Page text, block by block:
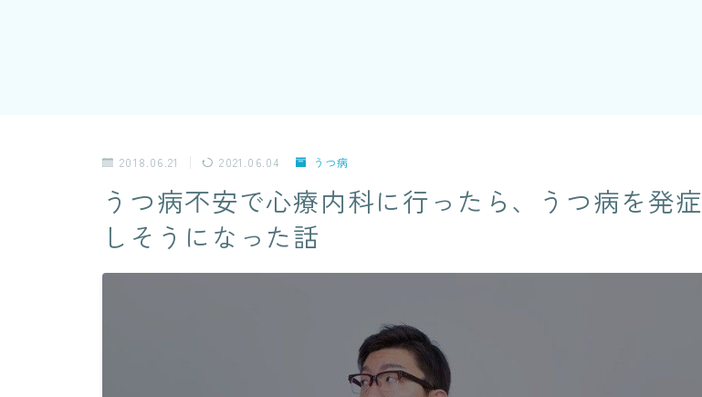
2018.06.21 2021.06.04 うつ病
うつ病不安で心療内科に行ったら、うつ病を発症
しそうになった話